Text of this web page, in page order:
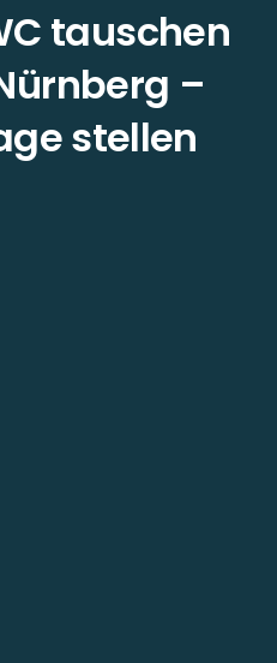
tauschen
–
stellen